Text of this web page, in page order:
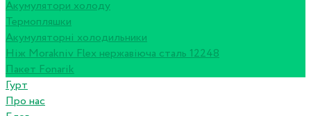
Акумулятори холоду
Термопляшки
Акумуляторні холодильники
Ніж Morakniv Flex нержавіюча сталь 12248
Пакет Fonarik
Гурт
Про нас